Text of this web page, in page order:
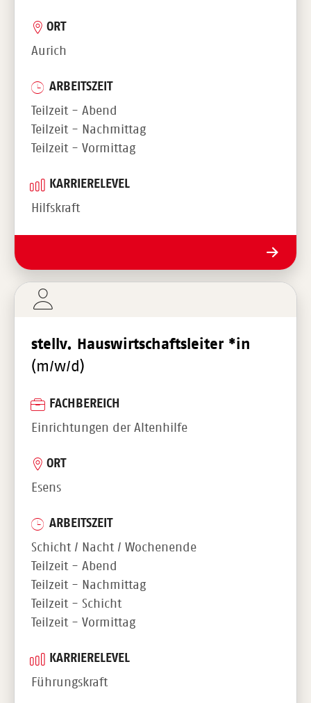
ORT
Aurich
ARBEITSZEIT
Teilzeit - Abend
Teilzeit - Nachmittag
Teilzeit - Vormittag
KARRIERELEVEL
Hilfskraft
stellv. Hauswirtschaftsleiter *in
(m/w/d)
FACHBEREICH
Einrichtungen der Altenhilfe
ORT
Esens
ARBEITSZEIT
Schicht / Nacht / Wochenende
Teilzeit - Abend
Teilzeit - Nachmittag
Teilzeit - Schicht
Teilzeit - Vormittag
KARRIERELEVEL
Führungskraft